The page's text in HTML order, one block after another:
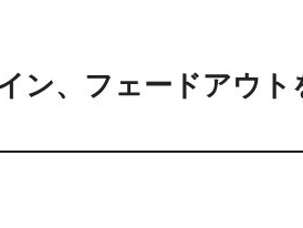
イン、フェードアウト